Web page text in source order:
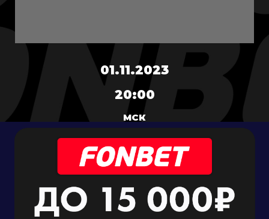
01.11.2023
20:00
МСК